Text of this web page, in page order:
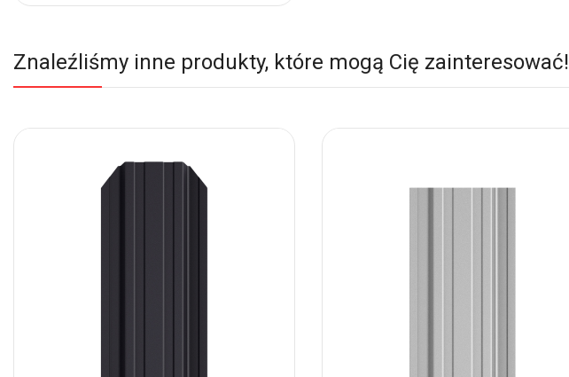
Znaleźliśmy inne produkty, które mogą Cię zainteresować!